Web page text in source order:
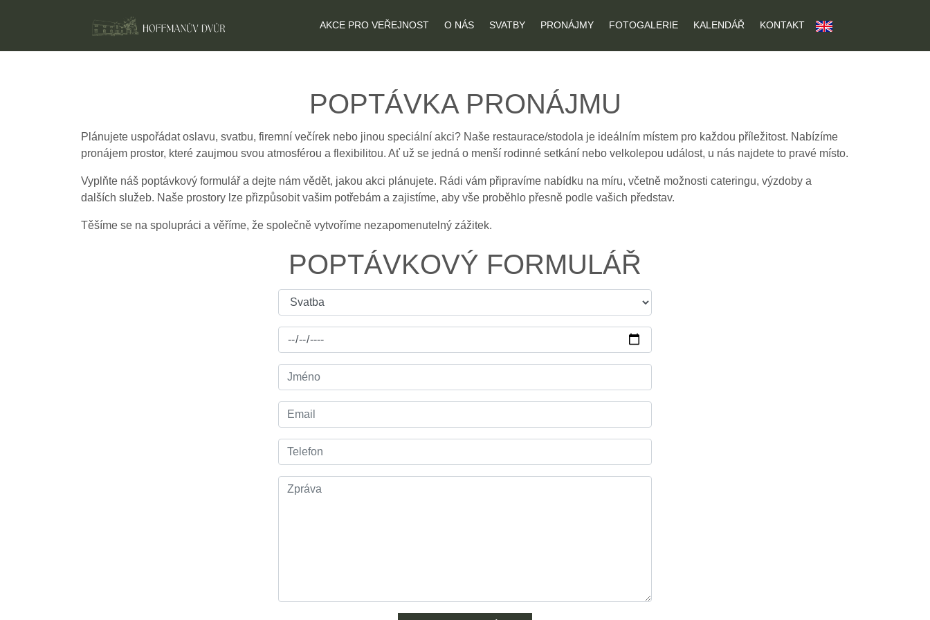
AKCE PRO VEŘEJNOST O NÁS SVATBY PRONÁJMY FOTOGALERIE KALENDÁŘ KONTAKT
POPTÁVKA PRONÁJMU
Plánujete uspořádat oslavu, svatbu, firemní večírek nebo jinou speciální akci? Naše restaurace/stodola je ideálním místem pro každou příležitost. Nabízíme
pronájem prostor, které zaujmou svou atmosférou a flexibilitou. Ať už se jedná o menší rodinné setkání nebo velkolepou událost, u nás najdete to pravé místo.
Vyplňte náš poptávkový formulář a dejte nám vědět, jakou akci plánujete. Rádi vám připravíme nabídku na míru, včetně možnosti cateringu, výzdoby a
dalších služeb. Naše prostory lze přizpůsobit vašim potřebám a zajistíme, aby vše proběhlo přesně podle vašich představ.
Těšíme se na spolupráci a věříme, že společně vytvoříme nezapomenutelný zážitek.
POPTÁVKOVÝ FORMULÁŘ